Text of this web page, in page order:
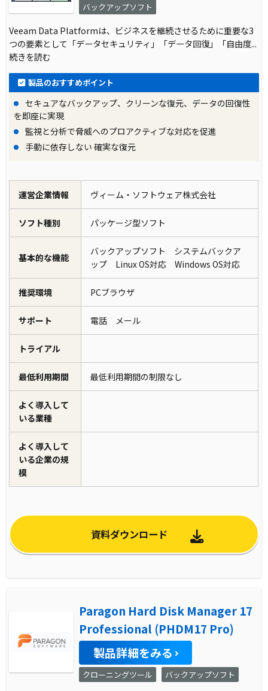
バックアップソフト
Veeam Data Platformは、ビジネスを継続させるために重要な3
つの要素として「データセキュリティ」「データ回復」「自由度...
続きを読む
製品のおすすめポイント
セキュアなバックアップ、クリーンな復元、データの回復性
を即座に実現
監視と分析で脅威へのプロアクティブな対応を促進
手動に依存しない 確実な復元
運営企業情報 ヴィーム・ソフトウェア株式会社
ソフト種別 パッケージ型ソフト
基本的な機能
バックアップソフト システムバックア
ップ Linux OS対応 Windows OS対応
推奨環境 PCブラウザ
サポート 電話 メール
トライアル
最低利用期間 最低利用期間の制限なし
よく導入して
いる業種
よく導入して
いる企業の規
模
資料ダウンロード
Paragon Hard Disk Manager 17
Professional (PHDM17 Pro)
製品詳細をみる
クローニングツール バックアップソフト